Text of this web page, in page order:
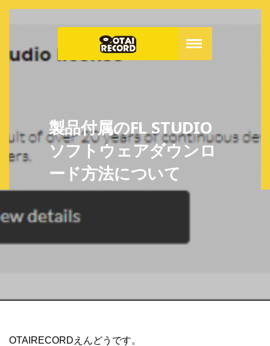
製品付属のFL STUDIO
ソフトウェアダウンロ
ード方法について
OTAIRECORDえんどうです。